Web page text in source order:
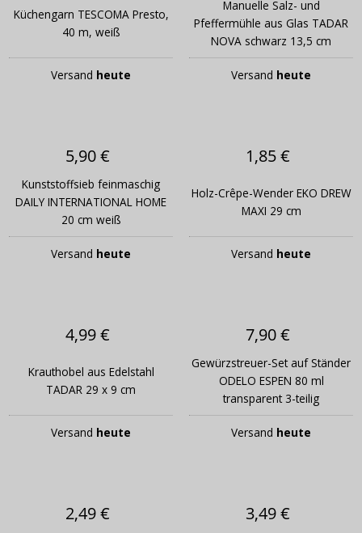
Küchengarn TESCOMA Presto,
40 m, weiß
Versand heute
Manuelle Salz- und
Pfeffermühle aus Glas TADAR
NOVA schwarz 13,5 cm
Versand heute
5,90 €
Kunststoffsieb feinmaschig
DAILY INTERNATIONAL HOME
20 cm weiß
Versand heute
1,85 €
Holz-Crêpe-Wender EKO DREW
MAXI 29 cm
Versand heute
4,99 €
Krauthobel aus Edelstahl
TADAR 29 x 9 cm
Versand heute
7,90 €
Gewürzstreuer-Set auf Ständer
ODELO ESPEN 80 ml
transparent 3-teilig
Versand heute
2,49 € 3,49 €